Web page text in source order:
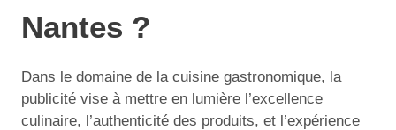
Nantes ?
Dans le domaine de la cuisine gastronomique, la
publicité vise à mettre en lumière l’excellence
culinaire, l’authenticité des produits, et l’expérience